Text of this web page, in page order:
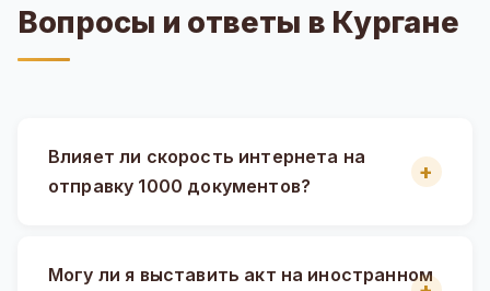
Вопросы и ответы в Кургане
Влияет ли скорость интернета на
отправку 1000 документов?
Могу ли я выставить акт на иностранном